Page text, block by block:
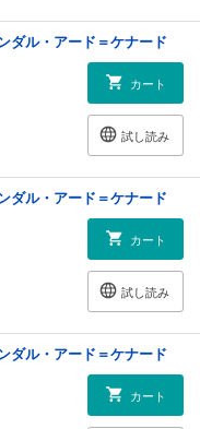
ル・アード＝ケナード
カート
試し読み
ル・アード＝ケナード
カート
試し読み
ル・アード＝ケナード
カート